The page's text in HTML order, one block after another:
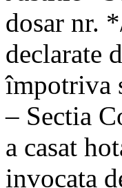
dosar nr.
declarate
împotriva
– Sectia
a casat
invocata